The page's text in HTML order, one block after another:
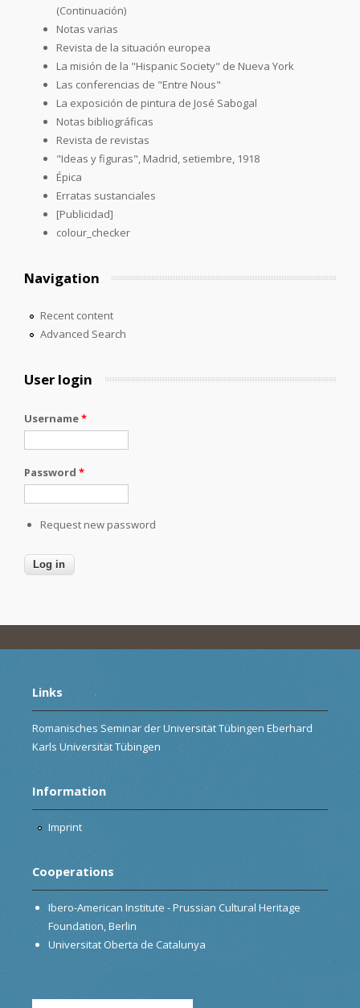
(Continuación)
Notas varias
Revista de la situación europea
La misión de la "Hispanic Society" de Nueva York
Las conferencias de "Entre Nous"
La exposición de pintura de José Sabogal
Notas bibliográficas
Revista de revistas
"Ideas y figuras", Madrid, setiembre, 1918
Épica
Erratas sustanciales
[Publicidad]
colour_checker
Navigation
Recent content
Advanced Search
User login
Username*
Password *
Request new password
Links
Romanisches Seminar der Universität Tübingen Eberhard
Karls Universität Tübingen
Information
Imprint
Cooperations
Ibero-American Institute - Prussian Cultural Heritage
Foundation, Berlin
Universitat Oberta de Catalunya